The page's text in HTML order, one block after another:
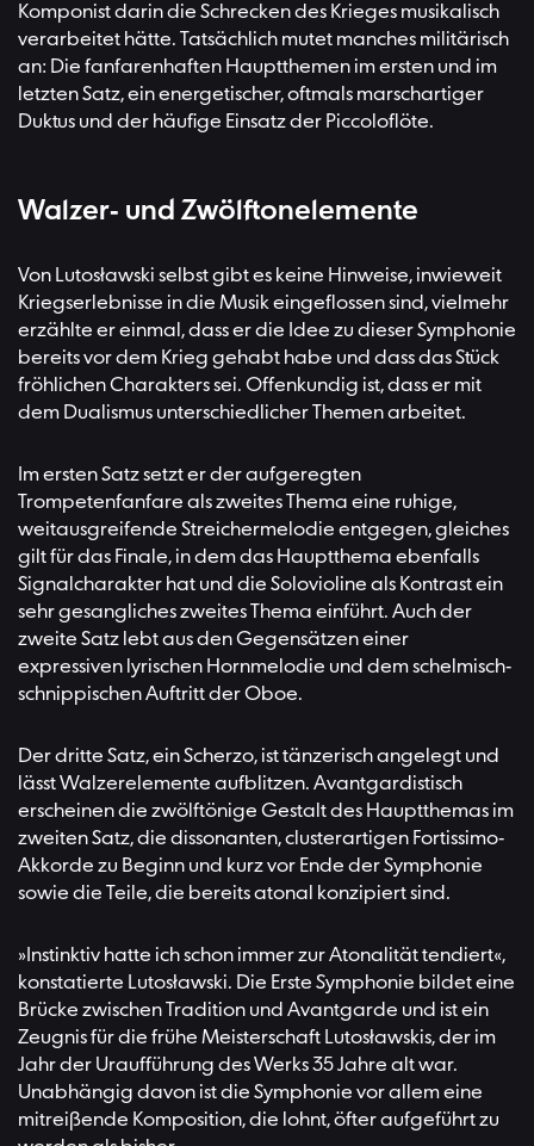
Komponist darin die Schrecken des Krieges musikalisch
verarbeitet hätte. Tatsächlich mutet manches militärisch
an: Die fanfarenhaften Hauptthemen im ersten und im
letzten Satz, ein energetischer, oftmals marschartiger
Duktus und der häufige Einsatz der Piccoloflöte.
Walzer- und Zwölftonelemente
Von Lutosławski selbst gibt es keine Hinweise, inwieweit
Kriegserlebnisse in die Musik eingeflossen sind, vielmehr
erzählte er einmal, dass er die Idee zu dieser Symphonie
bereits vor dem Krieg gehabt habe und dass das Stück
fröhlichen Charakters sei. Offenkundig ist, dass er mit
dem Dualismus unterschiedlicher Themen arbeitet.
Im ersten Satz setzt er der aufgeregten
Trompetenfanfare als zweites Thema eine ruhige,
weitausgreifende Streichermelodie entgegen, gleiches
gilt für das Finale, in dem das Hauptthema ebenfalls
Signalcharakter hat und die Solovioline als Kontrast ein
sehr gesangliches zweites Thema einführt. Auch der
zweite Satz lebt aus den Gegensätzen einer
expressiven lyrischen Hornmelodie und dem schelmisch-
schnippischen Auftritt der Oboe.
Der dritte Satz, ein Scherzo, ist tänzerisch angelegt und
lässt Walzerelemente aufblitzen. Avantgardistisch
erscheinen die zwölftönige Gestalt des Hauptthemas im
zweiten Satz, die dissonanten, clusterartigen Fortissimo-
Akkorde zu Beginn und kurz vor Ende der Symphonie
sowie die Teile, die bereits atonal konzipiert sind.
»Instinktiv hatte ich schon immer zur Atonalität tendiert«,
konstatierte Lutosławski. Die Erste Symphonie bildet eine
Brücke zwischen Tradition und Avantgarde und ist ein
Zeugnis für die frühe Meisterschaft Lutosławskis, der im
Jahr der Uraufführung des Werks 35 Jahre alt war.
Unabhängig davon ist die Symphonie vor allem eine
mitreißende Komposition, die lohnt, öfter aufgeführt zu